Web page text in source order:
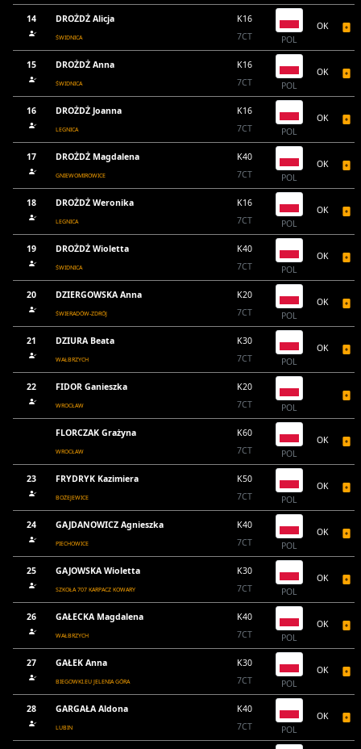
14 DROŻDŻ Alicja
ŚWIDNICA
K16
7CT
POL
OK
15 DROŻDŻ Anna
ŚWIDNICA
K16
7CT
POL
OK
16 DROŻDŻ Joanna
LEGNICA
K16
7CT
POL
OK
17 DROŻDŻ Magdalena
GNIEWOMIROWICE
K40
7CT
POL
OK
18 DROŻDŻ Weronika
LEGNICA
K16
7CT
POL
OK
19 DROŻDŻ Wioletta
ŚWIDNICA
K40
7CT
POL
OK
20 DZIERGOWSKA Anna
ŚWIERADÓW-ZDRÓJ
K20
7CT
POL
OK
21 DZIURA Beata
WAŁBRZYCH
K30
7CT
POL
OK
22 FIDOR Ganieszka
WROCŁAW
K20
7CT
POL
FLORCZAK Grażyna
WROCŁAW
K60
7CT
POL
OK
23 FRYDRYK Kazimiera
BOŻEJEWICE
K50
7CT
POL
OK
24 GAJDANOWICZ Agnieszka
PIECHOWICE
K40
7CT
POL
OK
25 GAJOWSKA Wioletta
SZKOŁA 707 KARPACZ KOWARY
K30
7CT
POL
OK
26 GAŁECKA Magdalena
WAŁBRZYCH
K40
7CT
POL
OK
27 GAŁEK Anna
BIEGOWKI.EU JELENIA GÓRA
K30
7CT
POL
OK
28 GARGAŁA Aldona
LUBIN
K40
7CT
POL
OK